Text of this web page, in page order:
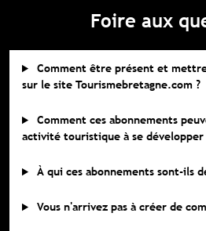
Foire aux
Comment être présent et
sur le site Tourismebretagne.com ?
Comment ces abonnements
activité touristique à se développer
À qui ces abonnements sont-ils
Vous n'arrivez pas à créer de
Accès complet aux études
Visibilité sur